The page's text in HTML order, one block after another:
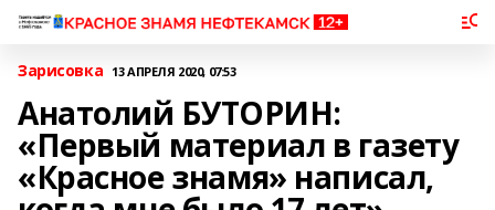
Зарисовка 13 АПРЕЛЯ 2020, 07:53
Анатолий БУТОРИН:
«Первый материал в газету
«Красное знамя» написал,